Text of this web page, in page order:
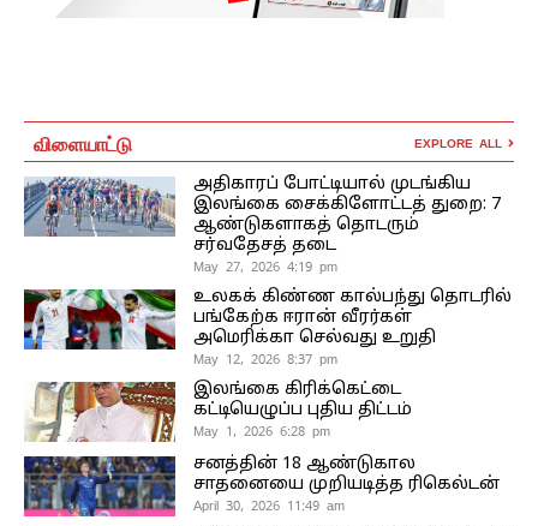
விளையாட்டு EXPLORE ALL
அதிகாரப் போட்டியால் முடங்கிய
இலங்கை சைக்கிளோட்டத் துறை: 7
ஆண்டுகளாகத் தொடரும்
சர்வதேசத் தடை
May 27, 2026 4:19 pm
உலகக் கிண்ண கால்பந்து தொடரில்
பங்கேற்க ஈரான் வீரர்கள்
அமெரிக்கா செல்வது உறுதி
May 12, 2026 8:37 pm
இலங்கை கிரிக்கெட்டை
கட்டியெழுப்ப புதிய திட்டம்
May 1, 2026 6:28 pm
சனத்தின் 18 ஆண்டுகால
சாதனையை முறியடித்த ரிகெல்டன்
April 30, 2026 11:49 am